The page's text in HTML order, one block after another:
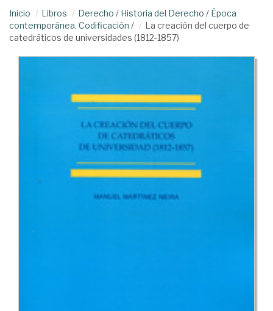
Inicio Libros Derecho / Historia del Derecho / Época
contemporánea. Codificación /
La creación del cuerpo de
catedráticos de universidades (1812-1857)